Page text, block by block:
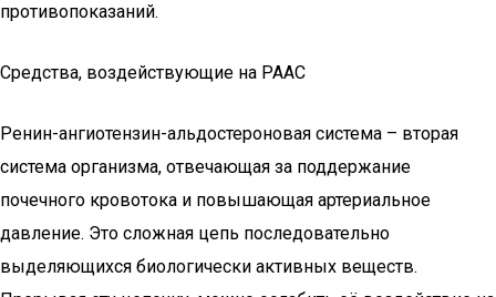
противопоказаний.
Средства, воздействующие на РААС
Ренин-ангиотензин-альдостероновая система – вторая
система организма, отвечающая за поддержание
почечного кровотока и повышающая артериальное
давление. Это сложная цепь последовательно
выделяющихся биологически активных веществ.